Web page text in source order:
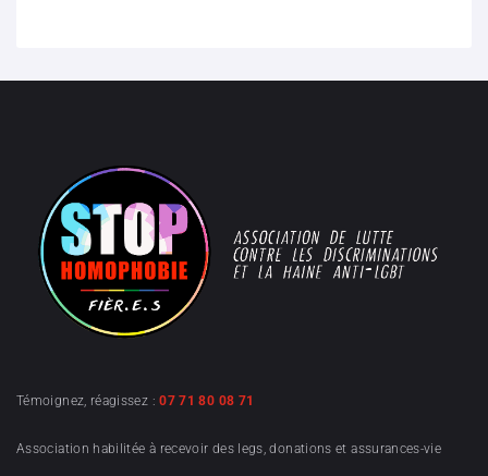
Témoignez, réagissez :07 71 80 08 71
Association habilitée à recevoir des legs, donations et assurances-vie